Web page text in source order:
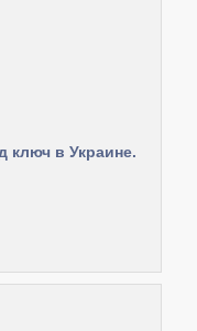
ключ в Украине.